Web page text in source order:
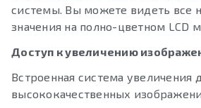
системы. Вы можете видеть все
значения на полно-цветном LCD
Доступ к увеличению
Встроенная система увеличения
высококачественных